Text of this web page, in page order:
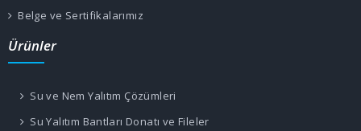
Belge ve Sertifikalarımız
Ürünler
Su ve Nem Yalıtım Çözümleri
Su Yalıtım Bantları Donatı ve Fileler